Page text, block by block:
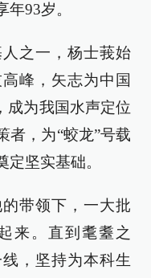
93岁。
之一，杨士莪始
峰，矢志为中国
成为我国水声定位
者，为“蛟龙”号载
定坚实基础。
带领下，一大批
来。直到耄耋之
，坚持为本科生